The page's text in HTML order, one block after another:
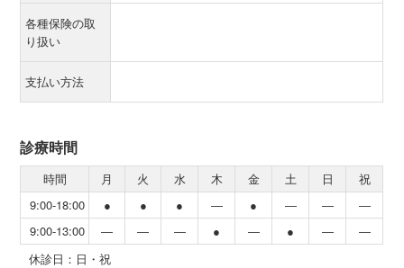
各種保険の取
り扱い
支払い方法
診療時間
時間 月 火 水 木 金 土 日
祝
9:00-18:00
● ● ● ― ● ― ―
―
9:00-13:00
― ― ― ● ― ● ―
―
休診日：日・祝